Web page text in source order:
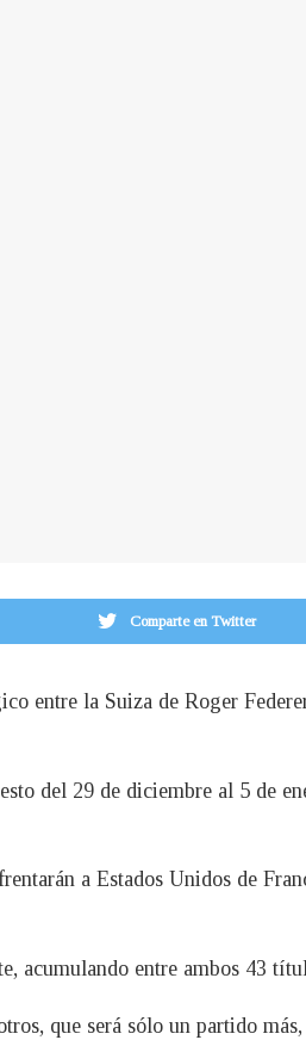
Comparte en Twitter
entre la Suiza de Roger
del 29 de diciembre al 5 de
a Estados Unidos de
acumulando entre ambos 43
que será sólo un partido